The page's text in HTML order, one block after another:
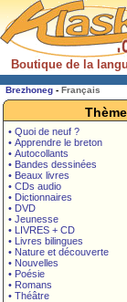
Boutique de la
Brezhoneg - Français
• Quoi de neuf ?
• Apprendre le breton
• Autocollants
• Bandes dessinées
• Beaux livres
• CDs audio
• Dictionnaires
• DVD
• Jeunesse
• LIVRES + CD
• Livres bilingues
• Nature et découverte
• Nouvelles
• Poésie
• Romans
• Théâtre